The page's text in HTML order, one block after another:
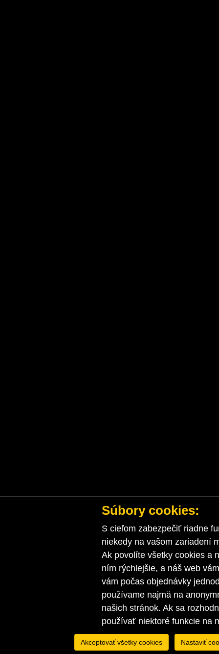
Súbory cookies:
S cieľom zabezpečiť riadne
niekedy na vašom zariadení
Ak povolíte všetky cookies a
ním rýchlejšie, a náš web
vám počas objednávky
používame najmä na
našich stránok. Ak sa
používať niektoré funkcie na
Akceptovať všetky cookies Nastaviť